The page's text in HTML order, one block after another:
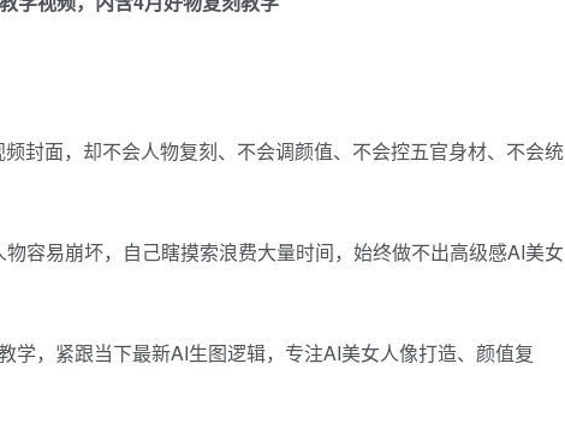
封面，却不会人物复刻、不会调颜值、不会控五官身材、不会统
容易崩坏，自己瞎摸索浪费大量时间，始终做不出高级感AI美女
学，紧跟当下最新AI生图逻辑，专注AI美女人像打造、颜值复